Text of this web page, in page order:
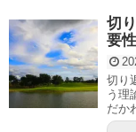
切
要
切り
う理
だか